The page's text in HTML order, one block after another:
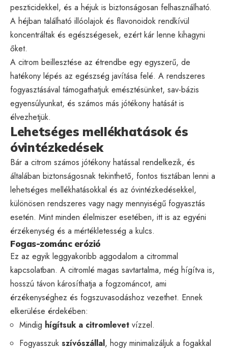
peszticidekkel, és a héjuk is biztonságosan felhasználható.
A héjban található illóolajok és flavonoidok rendkívül
koncentráltak és egészségesek, ezért kár lenne kihagyni
őket.
A citrom beillesztése az étrendbe egy egyszerű, de
hatékony lépés az egészség javítása felé. A rendszeres
fogyasztásával támogathatjuk emésztésünket, sav-bázis
egyensúlyunkat, és számos más jótékony hatását is
élvezhetjük.
Lehetséges mellékhatások és
óvintézkedések
Bár a citrom számos jótékony hatással rendelkezik, és
általában biztonságosnak tekinthető, fontos tisztában lenni a
lehetséges mellékhatásokkal és az óvintézkedésekkel,
különösen rendszeres vagy nagy mennyiségű fogyasztás
esetén. Mint minden élelmiszer esetében, itt is az egyéni
érzékenység és a mértékletesség a kulcs.
Fogas-zománc erózió
Ez az egyik leggyakoribb aggodalom a citrommal
kapcsolatban. A citromlé magas savtartalma, még hígítva is,
hosszú távon károsíthatja a fogzománcot, ami
érzékenységhez és fogszuvasodáshoz vezethet. Ennek
elkerülése érdekében:
Mindig hígítsuk a citromlevet vízzel.
Fogyasszuk szívószállal, hogy minimalizáljuk a fogakkal